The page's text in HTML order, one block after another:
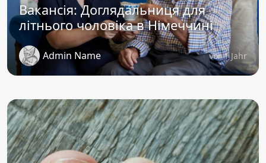
Вакансія: Доглядальниця для
літнього чоловіка в Німеччині
Admin Name vor 1 Jahr